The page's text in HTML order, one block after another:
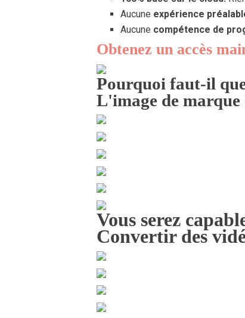
Aucune expérience
Aucune compétence de
Obtenez un accès
Pourquoi faut-il
L'image de
Vous serez
Convertir des